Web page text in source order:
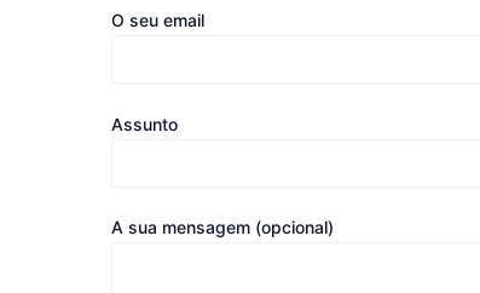
O seu email
Assunto
A sua mensagem (opcional)